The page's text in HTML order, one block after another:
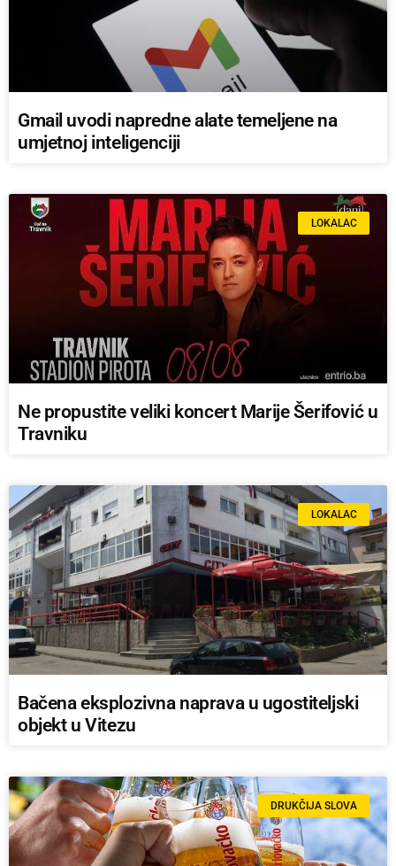
Gmail uvodi napredne alate temeljene na
umjetnoj inteligenciji
LOKALAC
Ne propustite veliki koncert Marije Šerifović u
Travniku
LOKALAC
Bačena eksplozivna naprava u ugostiteljski
objekt u Vitezu
DRUKČIJA SLOVA